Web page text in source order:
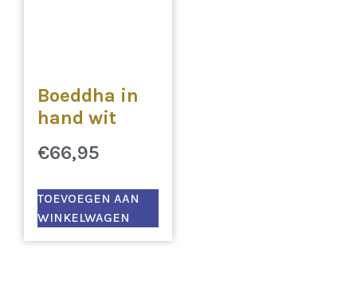
Boeddha in
hand wit
€66,95
TOEVOEGEN AAN
WINKELWAGEN